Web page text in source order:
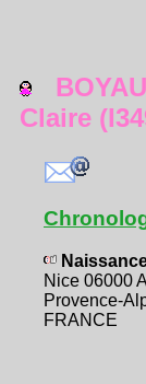
Claire
Nice 06000
Provence-
FRANCE